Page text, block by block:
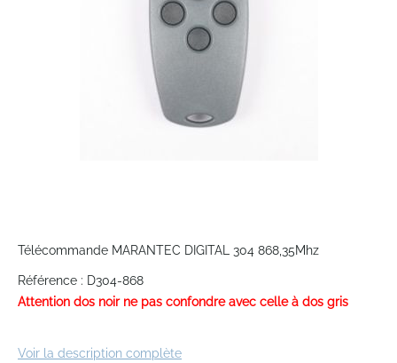
to
beginning
of
gallery
Télécommande MARANTEC DIGITAL 304 868,35Mhz
Référence : D304-868
Attention dos noir ne pas confondre avec celle à dos gris
Voir la description complète